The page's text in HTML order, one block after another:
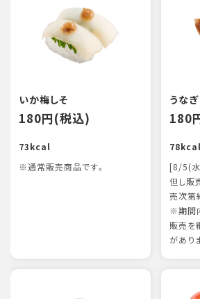
いか梅しそ
180円(税込)
73kcal
※通常販売商品です。
うな
180
78kcal
[8/5(
但し販
売次第
※期間
販売を
があり